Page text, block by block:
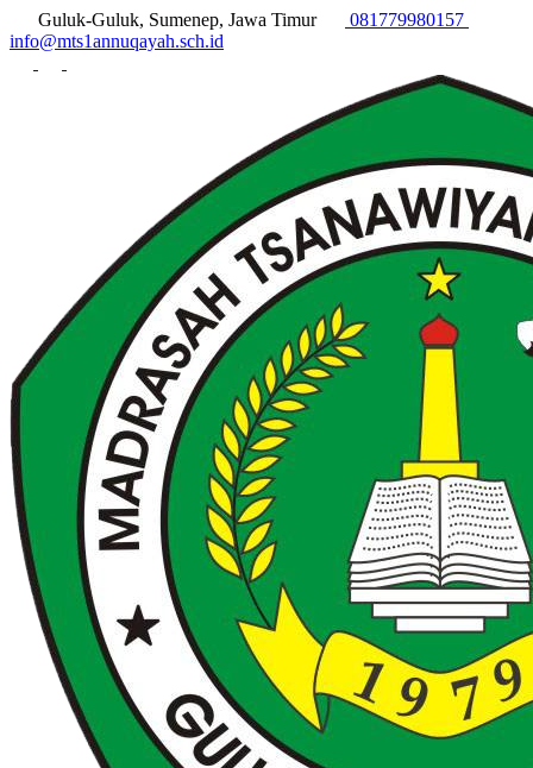
Guluk-Guluk, Sumenep, Jawa Timur
081779980157
info@mts1annuqayah.sch.id